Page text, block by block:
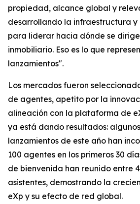
propiedad, alcance global y
desarrollando la infraestructura y
para liderar hacia dónde se
inmobiliario. Eso es lo que
lanzamientos".
Los mercados fueron
de agentes, apetito por la
alineación con la plataforma de
ya está dando resultados:
lanzamientos de este año han
100 agentes en los primeros 30
de bienvenida han reunido entre
asistentes, demostrando la
eXp y su efecto de red global.